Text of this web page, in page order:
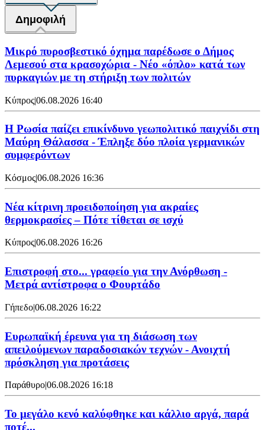
Δημοφιλή
Μικρό πυροσβεστικό όχημα παρέδωσε ο Δήμος
Λεμεσού στα κρασοχώρια - Νέο «όπλο» κατά των
πυρκαγιών με τη στήριξη των πολιτών
Κύπρος|06.08.2026 16:40
Η Ρωσία παίζει επικίνδυνο γεωπολιτικό παιχνίδι στη
Μαύρη Θάλασσα - Έπληξε δύο πλοία γερμανικών
συμφερόντων
Κόσμος|06.08.2026 16:36
Νέα κίτρινη προειδοποίηση για ακραίες
θερμοκρασίες – Πότε τίθεται σε ισχύ
Κύπρος|06.08.2026 16:26
Επιστροφή στο... γραφείο για την Ανόρθωση -
Μετρά αντίστροφα ο Φουρτάδο
Γήπεδο|06.08.2026 16:22
Ευρωπαϊκή έρευνα για τη διάσωση των
απειλούμενων παραδοσιακών τεχνών - Ανοιχτή
πρόσκληση για προτάσεις
Παράθυρο|06.08.2026 16:18
Το μεγάλο κενό καλύφθηκε και κάλλιο αργά, παρά
ποτέ...